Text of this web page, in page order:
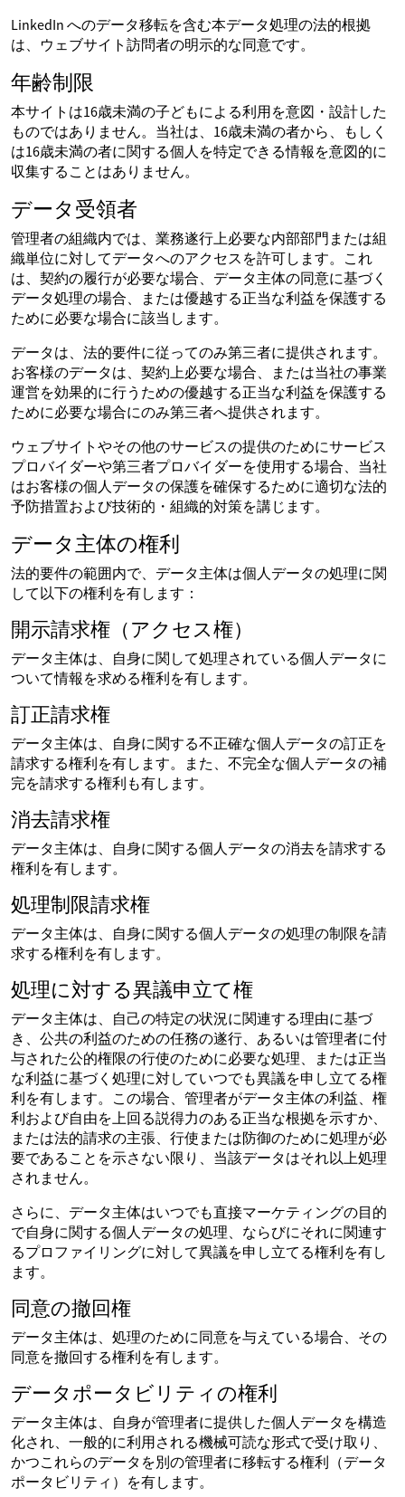
LinkedIn へのデータ移転を含む本データ処理の法的根拠
は、ウェブサイト訪問者の明示的な同意です。
年齢制限
本サイトは16歳未満の子どもによる利用を意図・設計した
ものではありません。当社は、16歳未満の者から、もしく
は16歳未満の者に関する個人を特定できる情報を意図的に
収集することはありません。
データ受領者
管理者の組織内では、業務遂行上必要な内部部門または組
織単位に対してデータへのアクセスを許可します。これ
は、契約の履行が必要な場合、データ主体の同意に基づく
データ処理の場合、または優越する正当な利益を保護する
ために必要な場合に該当します。
データは、法的要件に従ってのみ第三者に提供されます。
お客様のデータは、契約上必要な場合、または当社の事業
運営を効果的に行うための優越する正当な利益を保護する
ために必要な場合にのみ第三者へ提供されます。
ウェブサイトやその他のサービスの提供のためにサービス
プロバイダーや第三者プロバイダーを使用する場合、当社
はお客様の個人データの保護を確保するために適切な法的
予防措置および技術的・組織的対策を講じます。
データ主体の権利
法的要件の範囲内で、データ主体は個人データの処理に関
して以下の権利を有します：
開示請求権（アクセス権）
データ主体は、自身に関して処理されている個人データに
ついて情報を求める権利を有します。
訂正請求権
データ主体は、自身に関する不正確な個人データの訂正を
請求する権利を有します。また、不完全な個人データの補
完を請求する権利も有します。
消去請求権
データ主体は、自身に関する個人データの消去を請求する
権利を有します。
処理制限請求権
データ主体は、自身に関する個人データの処理の制限を請
求する権利を有します。
処理に対する異議申立て権
データ主体は、自己の特定の状況に関連する理由に基づ
き、公共の利益のための任務の遂行、あるいは管理者に付
与された公的権限の行使のために必要な処理、または正当
な利益に基づく処理に対していつでも異議を申し立てる権
利を有します。この場合、管理者がデータ主体の利益、権
利および自由を上回る説得力のある正当な根拠を示すか、
または法的請求の主張、行使または防御のために処理が必
要であることを示さない限り、当該データはそれ以上処理
されません。
さらに、データ主体はいつでも直接マーケティングの目的
で自身に関する個人データの処理、ならびにそれに関連す
るプロファイリングに対して異議を申し立てる権利を有し
ます。
同意の撤回権
データ主体は、処理のために同意を与えている場合、その
同意を撤回する権利を有します。
データポータビリティの権利
データ主体は、自身が管理者に提供した個人データを構造
化され、一般的に利用される機械可読な形式で受け取り、
かつこれらのデータを別の管理者に移転する権利（データ
ポータビリティ）を有します。